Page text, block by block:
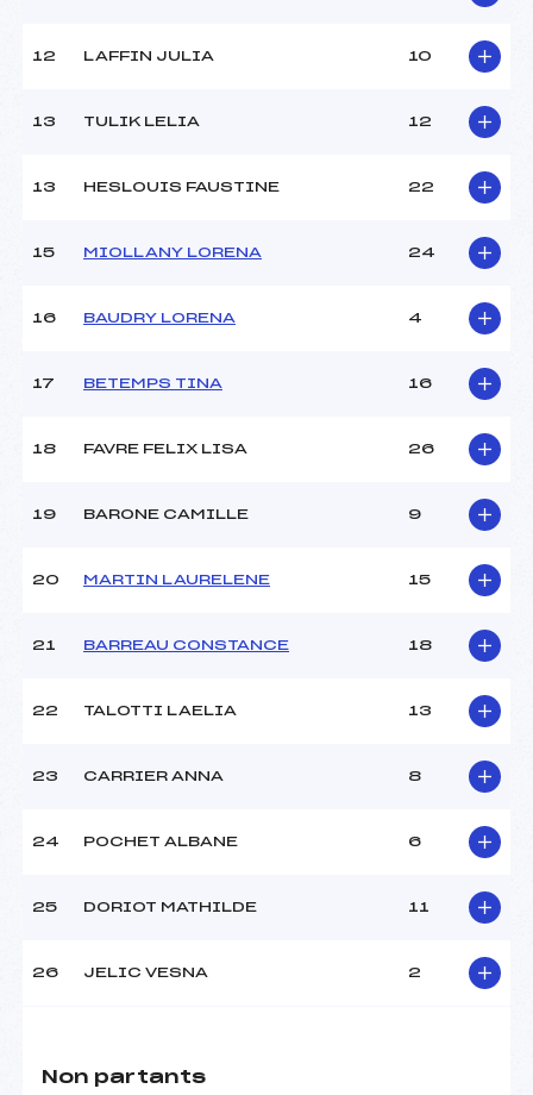
12 LAFFIN JULIA 10
13 TULIK LELIA 12
13 HESLOUIS FAUSTINE 22
15 MIOLLANY LORENA 24
16 BAUDRY LORENA 4
17 BETEMPS TINA 16
18 FAVRE FELIX LISA 26
19 BARONE CAMILLE 9
20 MARTIN LAURELENE 15
21 BARREAU CONSTANCE 18
22 TALOTTI LAELIA 13
23 CARRIER ANNA 8
24 POCHET ALBANE 6
25 DORIOT MATHILDE 11
26 JELIC VESNA 2
Non partants